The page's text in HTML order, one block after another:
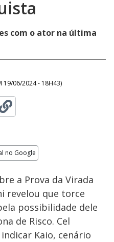
com o ator na última
19/06/2024 - 18H43)
no Google
a Prova da Virada
revelou que torce
possibilidade dele
de Risco. Cel
Kaio, cenário